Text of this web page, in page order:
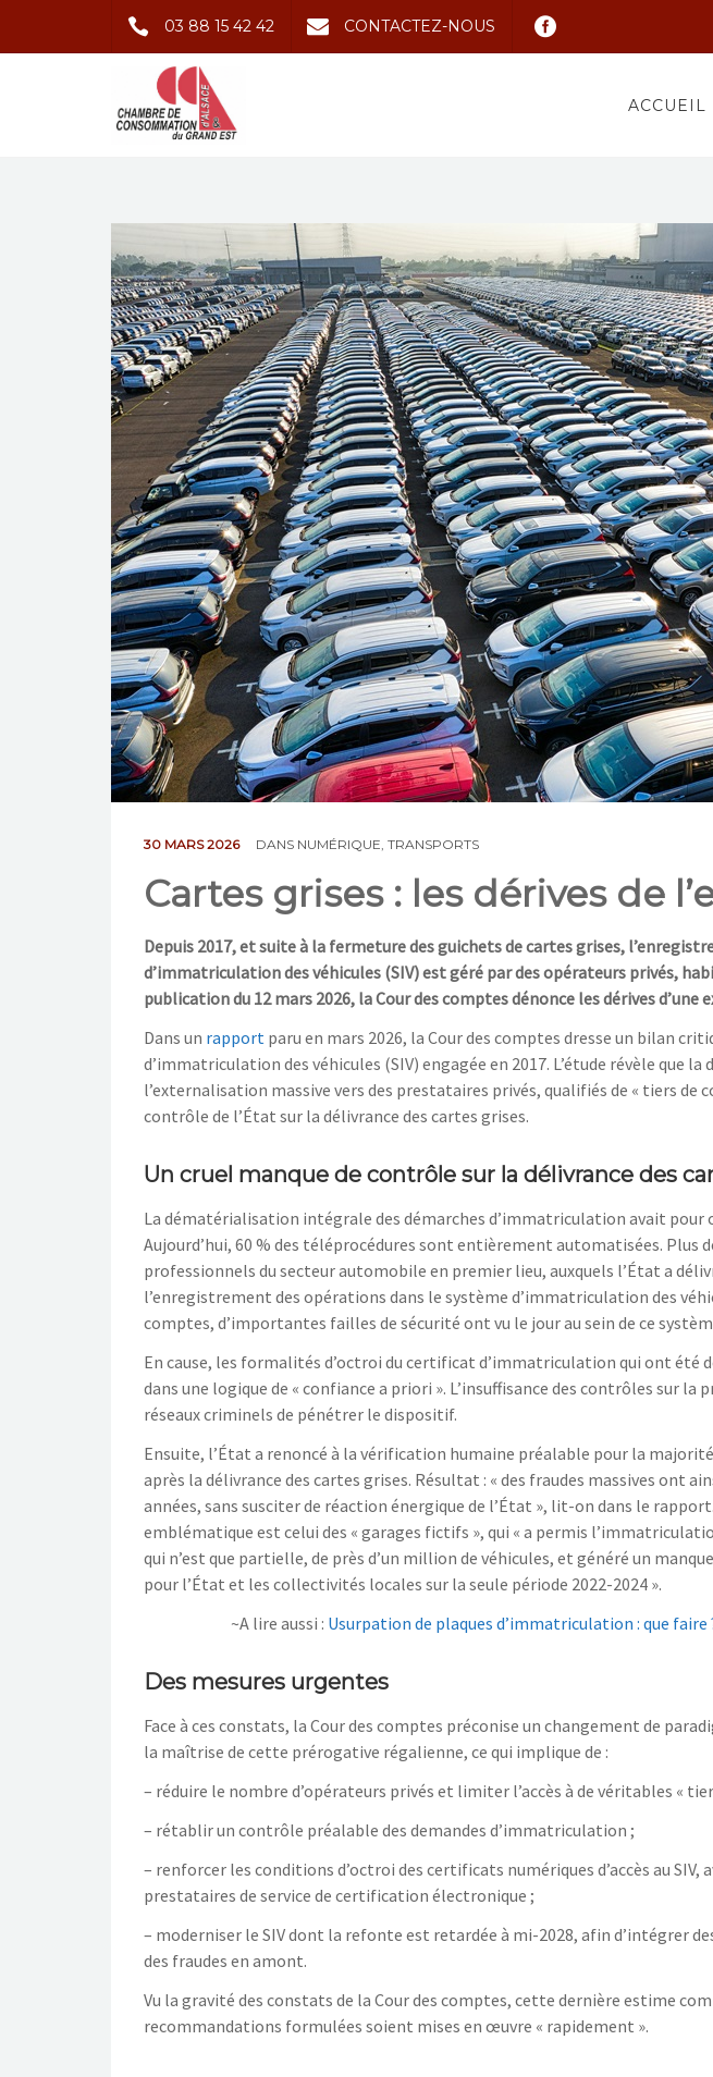
03 88 15 42 42 CONTACTEZ-NOUS
ACCUEIL
30 MARS 2026 DANS NUMÉRIQUE, TRANSPORTS
Cartes grises : les dérives de
Depuis 2017, et suite à la fermeture des guichets de cartes grises,
d’immatriculation des véhicules (SIV) est géré par des opérateurs privés,
publication du 12 mars 2026, la Cour des comptes dénonce les dérives
Dans un rapport paru en mars 2026, la Cour des comptes dresse un bilan
d’immatriculation des véhicules (SIV) engagée en 2017. L’étude révèle que
l’externalisation massive vers des prestataires privés, qualifiés de « tiers de
contrôle de l’État sur la délivrance des cartes grises.
Un cruel manque de contrôle sur la délivrance des
La dématérialisation intégrale des démarches d’immatriculation avait
Aujourd’hui, 60 % des téléprocédures sont entièrement automatisées. Plus
professionnels du secteur automobile en premier lieu, auxquels l’État a
l’enregistrement des opérations dans le système d’immatriculation des
comptes, d’importantes failles de sécurité ont vu le jour au sein de ce
En cause, les formalités d’octroi du certificat d’immatriculation qui ont été
dans une logique de « confiance a priori ». L’insuffisance des contrôles sur la
réseaux criminels de pénétrer le dispositif.
Ensuite, l’État a renoncé à la vérification humaine préalable pour la
après la délivrance des cartes grises. Résultat : « des fraudes massives ont
années, sans susciter de réaction énergique de l’État », lit-on dans le
emblématique est celui des « garages fictifs », qui « a permis
qui n’est que partielle, de près d’un million de véhicules, et généré un
pour l’État et les collectivités locales sur la seule période 2022-2024 ».
~A lire aussi : Usurpation de plaques d’immatriculation : que faire
Des mesures urgentes
Face à ces constats, la Cour des comptes préconise un changement de
la maîtrise de cette prérogative régalienne, ce qui implique de :
– réduire le nombre d’opérateurs privés et limiter l’accès à de véritables «
– rétablir un contrôle préalable des demandes d’immatriculation ;
– renforcer les conditions d’octroi des certificats numériques d’accès au
prestataires de service de certification électronique ;
– moderniser le SIV dont la refonte est retardée à mi-2028, afin d’intégrer
des fraudes en amont.
Vu la gravité des constats de la Cour des comptes, cette dernière estime
recommandations formulées soient mises en œuvre « rapidement ».